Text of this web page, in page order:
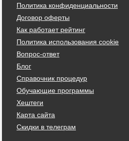
Политика конфиденциальности
Договор оферты
Как работает рейтинг
Политика использования cookie
Вопрос-ответ
Блог
Справочник процедур
Обучающие программы
Хештеги
Карта сайта
Скидки в телеграм